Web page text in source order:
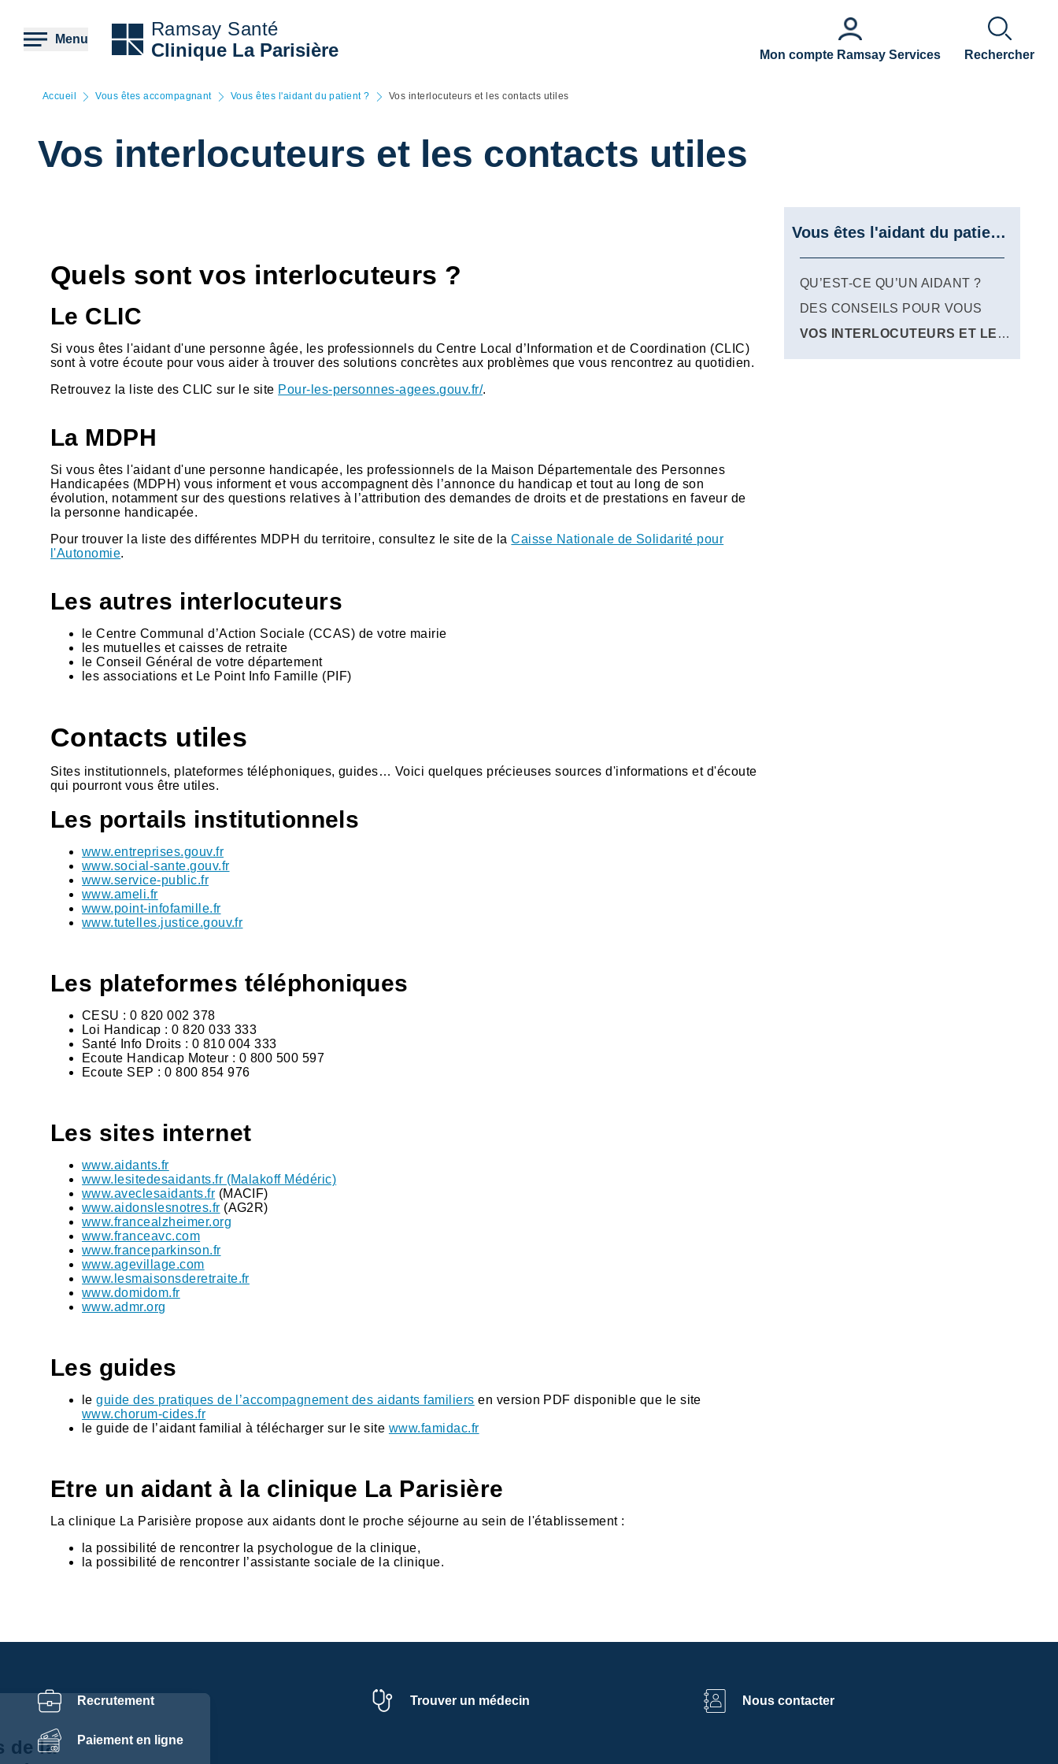
contenu
principal
Menu
Ramsay Santé
Clinique La Parisière
Mon compte Ramsay Services Rechercher
Accueil Vous êtes accompagnant Vous êtes l'aidant du patient ? Vos interlocuteurs et les contacts utiles
Vos interlocuteurs et les contacts utiles
Quels sont vos interlocuteurs ?
Le CLIC
Si vous êtes l'aidant d'une personne âgée, les professionnels du Centre Local d’Information et de Coordination (CLIC)
sont à votre écoute pour vous aider à trouver des solutions concrètes aux problèmes que vous rencontrez au quotidien.
Retrouvez la liste des CLIC sur le site Pour-les-personnes-agees.gouv.fr/.
La MDPH
Si vous êtes l'aidant d'une personne handicapée, les professionnels de la Maison Départementale des Personnes
Handicapées (MDPH) vous informent et vous accompagnent dès l’annonce du handicap et tout au long de son
évolution, notamment sur des questions relatives à l’attribution des demandes de droits et de prestations en faveur de
la personne handicapée.
Pour trouver la liste des différentes MDPH du territoire, consultez le site de laCaisse Nationale de Solidarité pour
l'Autonomie.
Les autres interlocuteurs
le Centre Communal d’Action Sociale (CCAS) de votre mairie
les mutuelles et caisses de retraite
le Conseil Général de votre département
les associations et Le Point Info Famille (PIF)
Contacts utiles
Sites institutionnels, plateformes téléphoniques, guides… Voici quelques précieuses sources d'informations et d'écoute
qui pourront vous être utiles.
Les portails institutionnels
www.entreprises.gouv.fr
www.social-sante.gouv.fr
www.service-public.fr
www.ameli.fr
www.point-infofamille.fr
www.tutelles.justice.gouv.fr
Les plateformes téléphoniques
CESU : 0 820 002 378
Loi Handicap : 0 820 033 333
Santé Info Droits : 0 810 004 333
Ecoute Handicap Moteur : 0 800 500 597
Ecoute SEP : 0 800 854 976
Les sites internet
www.aidants.fr
www.lesitedesaidants.fr (Malakoff Médéric)
www.aveclesaidants.fr (MACIF)
www.aidonslesnotres.fr (AG2R)
www.francealzheimer.org
www.franceavc.com
www.franceparkinson.fr
www.agevillage.com
www.lesmaisonsderetraite.fr
www.domidom.fr
www.admr.org
Les guides
leguide des pratiques de l’accompagnement des aidants familiers en version PDF disponible que le site
www.chorum-cides.fr
le guide de l’aidant familial à télécharger sur le site www.famidac.fr
Etre un aidant à la clinique La Parisière
La clinique La Parisière propose aux aidants dont le proche séjourne au sein de l'établissement :
la possibilité de rencontrer la psychologue de la clinique,
la possibilité de rencontrer l’assistante sociale de la clinique.
Vous êtes l'aidant du patient ?
QU’EST-CE QU’UN AIDANT ?
DES CONSEILS POUR VOUS
VOS INTERLOCUTEURS ET LES CONTACTS UTILES
Recrutement Trouver un médecin Nous contacter
Paiement en ligne
Centre de
préférences de la